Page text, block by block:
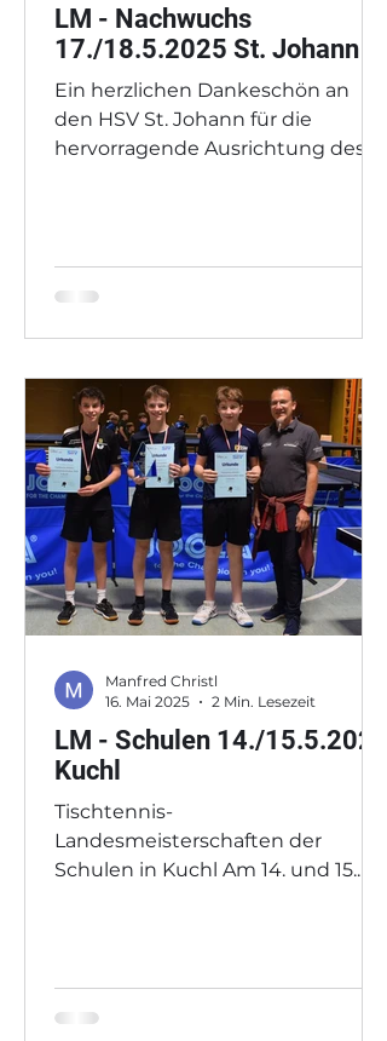
LM - Nachwuchs
17./18.5.2025 St. Johann
Ein herzlichen Dankeschön an
den HSV St. Johann für die
hervorragende Ausrichtung des
LM - Schulen 14./15.5.2025
Kuchl
Tischtennis-
Landesmeisterschaften der
Schulen in Kuchl Am 14. und 15.
Manfred Christl
16. Mai 2025
2 Min. Lesezeit